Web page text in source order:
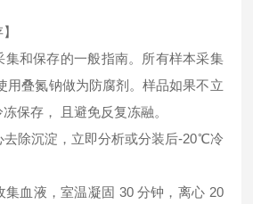
集和保存的一般指南。所有样本采集
用叠氮钠做为防腐剂。样品如果不立
保存， 且避免反复冻融。
去除沉淀，立即分析或分装后-20℃冷
集血液，室温凝固 30 分钟，离心 20